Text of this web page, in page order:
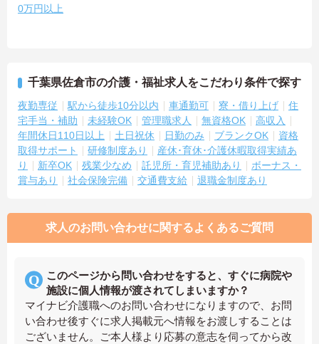
0万円以上
千葉県佐倉市の介護・福祉求人をこだわり条件で探す
夜勤専従 駅から徒歩10分以内 車通勤可 寮・借り上げ
住
宅手当・補助
未経験OK 管理職求人 無資格OK
高収入
年間休日110日以上
土日祝休 日勤のみ ブランクOK
資格
取得サポート
研修制度あり
産休･育休･介護休暇取得実績あ
り
新卒OK 残業少なめ 託児所・育児補助あり
ボーナス・
賞与あり
社会保険完備 交通費支給 退職金制度あり
求人のお問い合わせに関するよくあるご質問
このページから問い合わせをすると、すぐに病院や
施設に個人情報が渡されてしまいますか？
マイナビ介護職へのお問い合わせになりますので、お問
い合わせ後すぐに求人掲載元へ情報をお渡しすることは
ございません。ご本人様より応募の意志を伺ってから改